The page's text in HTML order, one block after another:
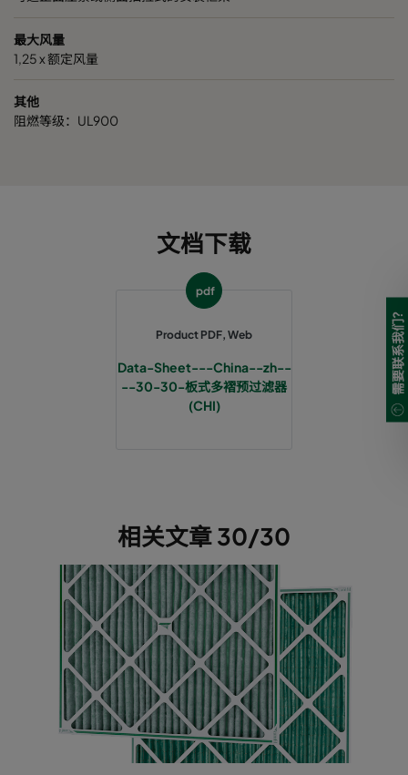
30/30 25x20x4
30/30 24x20x4
最大风量
1,25 x 额定风量
其他
阻燃等级：UL900
文档下载
pdf
Product PDF, Web
Data-Sheet---China--zh--
--30-30-板式多褶预过滤器
(CHI)
相关文章 30/30
需要联系我们?